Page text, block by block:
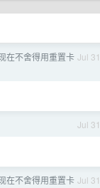
Jul 31
在不舍得用重置卡
Jul 31
Jul 31
在不舍得用重置卡